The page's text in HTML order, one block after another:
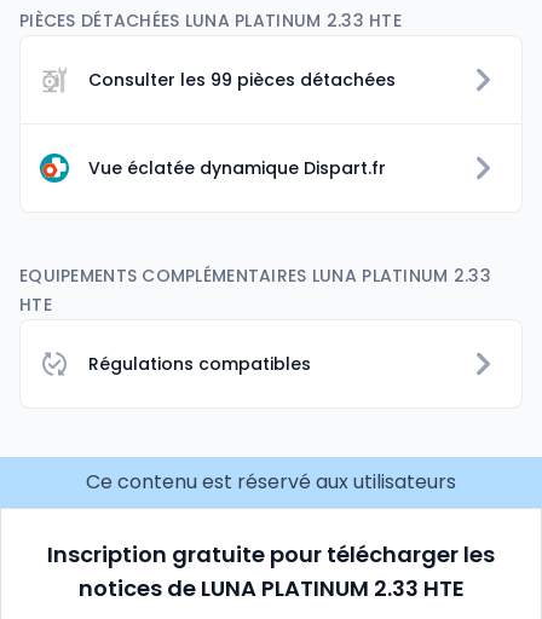
PIÈCES DÉTACHÉES LUNA PLATINUM 2.33 HTE
Consulter les 99 pièces détachées
Vue éclatée dynamique Dispart.fr
EQUIPEMENTS COMPLÉMENTAIRES LUNA PLATINUM 2.33
HTE
Régulations compatibles
Ce contenu est réservé aux utilisateurs
Inscription gratuite pour télécharger les
notices de LUNA PLATINUM 2.33 HTE